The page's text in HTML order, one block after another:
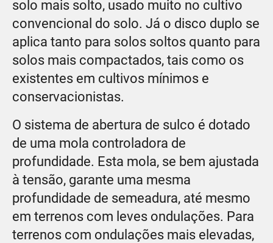
solo mais solto, usado muito no cultivo
convencional do solo. Já o disco duplo se
aplica tanto para solos soltos quanto para
solos mais compactados, tais como os
existentes em cultivos mínimos e
conservacionistas.
O sistema de abertura de sulco é dotado
de uma mola controladora de
profundidade. Esta mola, se bem ajustada
à tensão, garante uma mesma
profundidade de semeadura, até mesmo
em terrenos com leves ondulações. Para
terrenos com ondulações mais elevadas,